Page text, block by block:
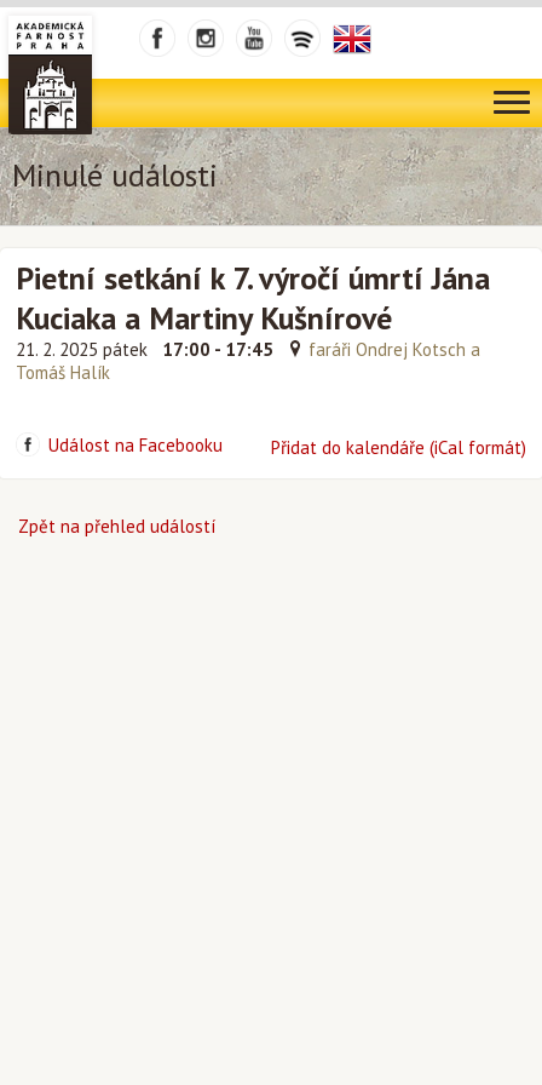
Minulé události
Pietní setkání k 7. výročí úmrtí Jána
Kuciaka a Martiny Kušnírové
21. 2. 2025 pátek 17:00 - 17:45
faráři Ondrej Kotsch a
Tomáš Halík
Událost na Facebooku Přidat do kalendáře (iCal formát)
Zpět na přehled událostí